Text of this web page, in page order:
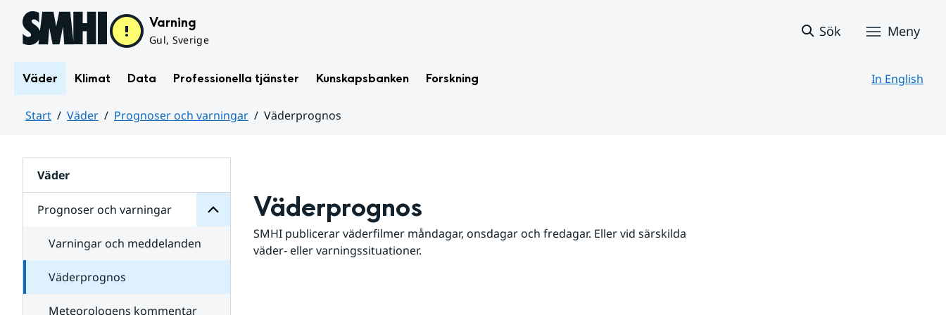
Hoppa till sidans innehåll Varning
Gul, Sverige
Sök Meny
Väder Klimat Data Professionella tjänster Kunskapsbanken Forskning In English
Start Väder Prognoser och varningar
Väderprognos
Väder
Prognoser och varningar
för
varningar
Varningar och meddelanden
Väderprognos
Meteorologens kommentar
Väderprognos
SMHI publicerar väderfilmer måndagar, onsdagar och fredagar. Eller vid särskilda
väder- eller varningssituationer.